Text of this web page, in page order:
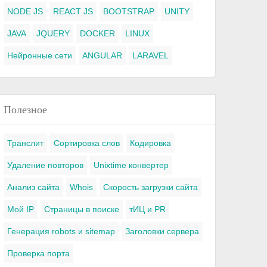
NODE JS REACT JS BOOTSTRAP UNITY
JAVA JQUERY DOCKER LINUX
Нейронные сети ANGULAR LARAVEL
Полезное
Транслит Сортировка слов Кодировка
Удаление повторов Unixtime конвертер
Анализ сайта Whois Скорость загрузки сайта
Мой IP Страницы в поиске тИЦ и PR
Генерация robots и sitemap Заголовки сервера
Проверка порта